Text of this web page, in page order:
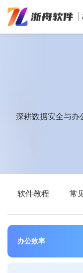
深耕数据安全与办
软件教程 常
办公效率